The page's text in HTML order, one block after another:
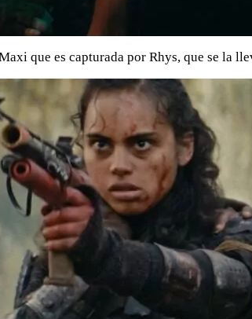
que es capturada por Rhys, que se la